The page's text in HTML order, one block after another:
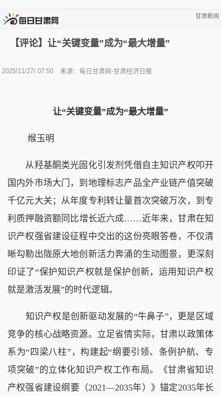
甘肃新闻
【评论】让“关键变量”成为“最大增量”
2025/11/27/ 07:50 来源：每日甘肃网-甘肃经济日报
让“关键变量”成为“最大增量”
缑玉明
从羟基酮类光固化引发剂凭借自主知识产权叩开
国内外市场大门，到地理标志产品全产业链产值突破
千亿元大关；从年度专利转让量首次突破万次，到专
利质押融资额同比增长近六成……近年来，甘肃在知
识产权强省建设征程中交出的这份亮眼答卷，不仅清
晰勾勒出陇原大地创新活力奔涌的生动图景，更深刻
印证了“保护知识产权就是保护创新，运用知识产权
就是激活发展”的时代逻辑。
知识产权是创新驱动发展的“牛鼻子”，更是区域
竞争的核心战略资源。立足省情实际，甘肃以政策体
系为“四梁八柱”，构建起“纲要引领、条例护航、专
项突破”的立体化知识产权工作布局。《甘肃省知识
产权强省建设纲要（2021—2035年）》锚定2035年长